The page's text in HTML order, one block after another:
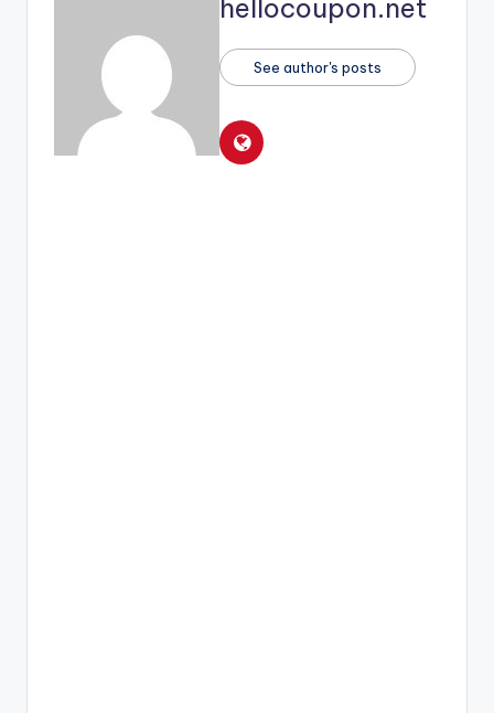
hellocoupon.net
See author's posts